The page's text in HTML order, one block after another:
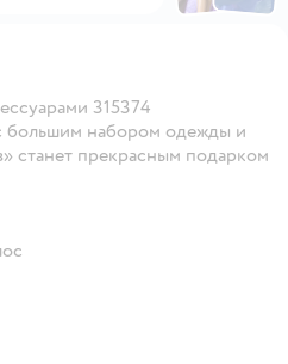
315374
большим набором одежды и
станет прекрасным подарком